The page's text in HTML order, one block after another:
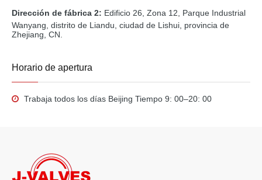
Dirección de fábrica 2: Edificio 26, Zona 12, Parque Industrial
Wanyang, distrito de Liandu, ciudad de Lishui, provincia de
Zhejiang, CN.
Horario de apertura
Trabaja todos los días Beijing Tiempo 9: 00–20: 00